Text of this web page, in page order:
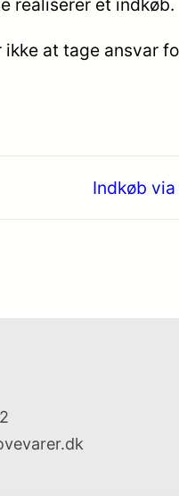
realiserer et indkøb.
at tage ansvar
Indkøb